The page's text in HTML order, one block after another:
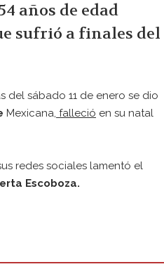
años de edad
sufrió a finales del
del sábado 11 de enero se dio
Mexicana, falleció en su natal
redes sociales lamentó el
Escoboza.